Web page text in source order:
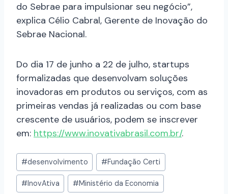
do Sebrae para impulsionar seu negócio”,
explica Célio Cabral, Gerente de Inovação do
Sebrae Nacional.
Do dia 17 de junho a 22 de julho, startups
formalizadas que desenvolvam soluções
inovadoras em produtos ou serviços, com as
primeiras vendas já realizadas ou com base
crescente de usuários, podem se inscrever
em: https://www.inovativabrasil.com.br/.
#desenvolvimento #Fundação Certi
#InovAtiva #Ministério da Economia